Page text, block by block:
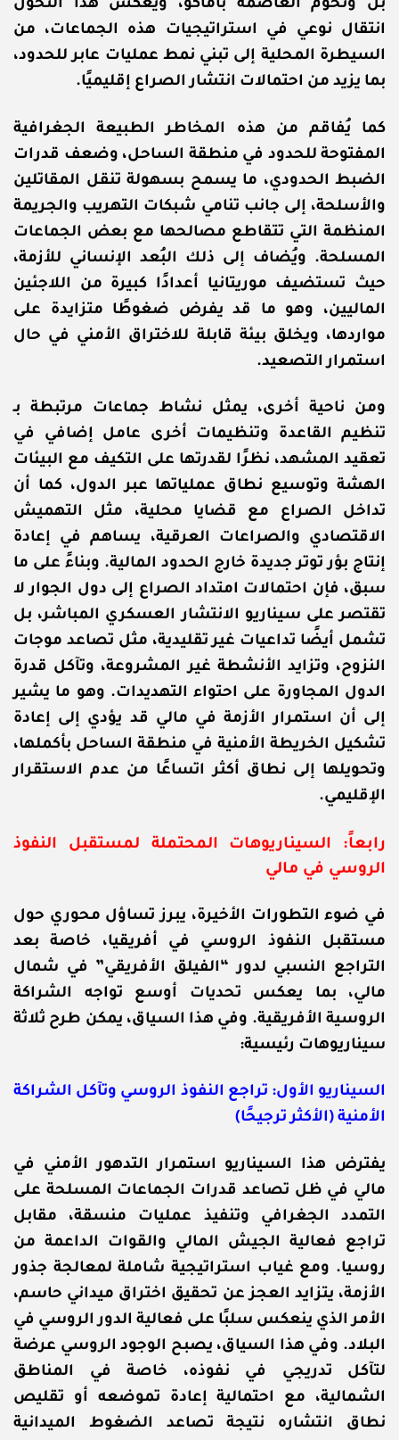
بل وتخوم العاصمة باماكو، ويعكس هذا التحول
انتقال نوعي في استراتيجيات هذه الجماعات، من
السيطرة المحلية إلى تبني نمط عمليات عابر للحدود،
بما يزيد من احتمالات انتشار الصراع إقليميًا.
كما يُفاقم من هذه المخاطر الطبيعة الجغرافية
المفتوحة للحدود في منطقة الساحل، وضعف قدرات
الضبط الحدودي، ما يسمح بسهولة تنقل المقاتلين
والأسلحة، إلى جانب تنامي شبكات التهريب والجريمة
المنظمة التي تتقاطع مصالحها مع بعض الجماعات
المسلحة. ويُضاف إلى ذلك البُعد الإنساني للأزمة،
حيث تستضيف موريتانيا أعدادًا كبيرة من اللاجئين
الماليين، وهو ما قد يفرض ضغوطًا متزايدة على
مواردها، ويخلق بيئة قابلة للاختراق الأمني في حال
استمرار التصعيد.
ومن ناحية أخرى، يمثل نشاط جماعات مرتبطة بـ
تنظيم القاعدة وتنظيمات أخرى عامل إضافي في
تعقيد المشهد، نظرًا لقدرتها على التكيف مع البيئات
الهشة وتوسيع نطاق عملياتها عبر الدول، كما أن
تداخل الصراع مع قضايا محلية، مثل التهميش
الاقتصادي والصراعات العرقية، يساهم في إعادة
إنتاج بؤر توتر جديدة خارج الحدود المالية. وبناءً على ما
سبق، فإن احتمالات امتداد الصراع إلى دول الجوار لا
تقتصر على سيناريو الانتشار العسكري المباشر، بل
تشمل أيضًا تداعيات غير تقليدية، مثل تصاعد موجات
النزوح، وتزايد الأنشطة غير المشروعة، وتآكل قدرة
الدول المجاورة على احتواء التهديدات. وهو ما يشير
إلى أن استمرار الأزمة في مالي قد يؤدي إلى إعادة
تشكيل الخريطة الأمنية في منطقة الساحل بأكملها،
وتحويلها إلى نطاق أكثر اتساعًا من عدم الاستقرار
الإقليمي.
رابعاً: السيناريوهات المحتملة لمستقبل النفوذ
الروسي في مالي
في ضوء التطورات الأخيرة، يبرز تساؤل محوري حول
مستقبل النفوذ الروسي في أفريقيا، خاصة بعد
التراجع النسبي لدور “الفيلق الأفريقي” في شمال
مالي، بما يعكس تحديات أوسع تواجه الشراكة
الروسية الأفريقية. وفي هذا السياق، يمكن طرح ثلاثة
سيناريوهات رئيسية:
السيناريو الأول: تراجع النفوذ الروسي وتآكل الشراكة
الأمنية (الأكثر ترجيحًا)
يفترض هذا السيناريو استمرار التدهور الأمني في
مالي في ظل تصاعد قدرات الجماعات المسلحة على
التمدد الجغرافي وتنفيذ عمليات منسقة، مقابل
تراجع فعالية الجيش المالي والقوات الداعمة من
روسيا. ومع غياب استراتيجية شاملة لمعالجة جذور
الأزمة، يتزايد العجز عن تحقيق اختراق ميداني حاسم،
الأمر الذي ينعكس سلبًا على فعالية الدور الروسي في
البلاد. وفي هذا السياق، يصبح الوجود الروسي عرضة
لتآكل تدريجي في نفوذه، خاصة في المناطق
الشمالية، مع احتمالية إعادة تموضعه أو تقليص
نطاق انتشاره نتيجة تصاعد الضغوط الميدانية